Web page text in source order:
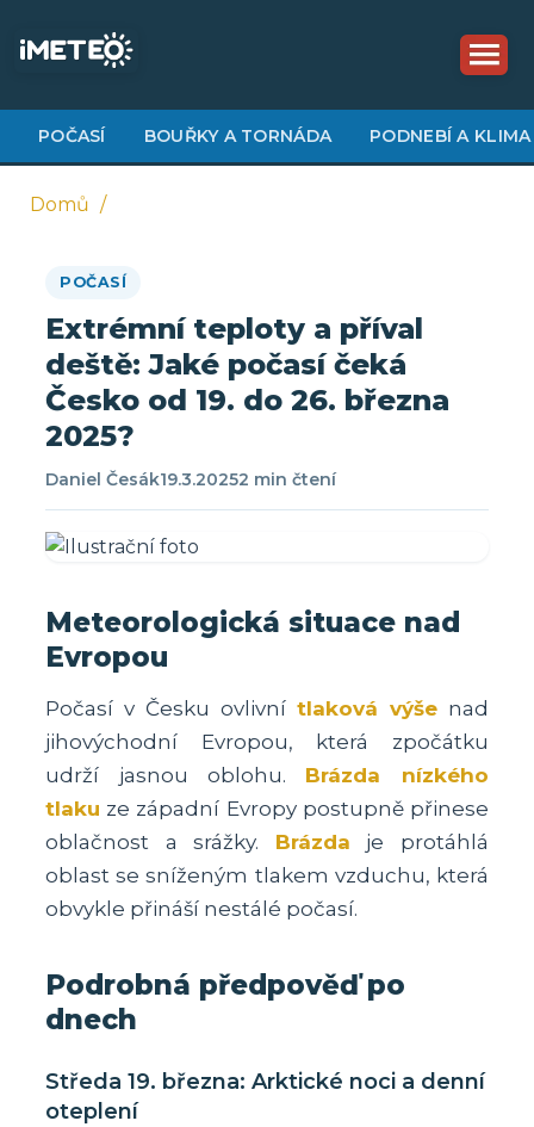
obsahu
POČASÍ BOUŘKY A TORNÁDA PODNEBÍ A KLIMA
navigace
Domů
POČASÍ
Extrémní teploty a příval
deště: Jaké počasí čeká
Česko od 19. do 26. března
2025?
Daniel Česák19.3.20252 min čtení
Meteorologická situace nad
Evropou
Počasí v Česku ovlivní tlaková výšenad
jihovýchodní Evropou, která zpočátku
udrží jasnou oblohu. Brázda nízkého
tlaku ze západní Evropy postupně přinese
oblačnost a srážky. Brázda je protáhlá
oblast se sníženým tlakem vzduchu, která
obvykle přináší nestálé počasí.
Podrobná předpověď po
dnech
Středa 19. března: Arktické noci a denní
oteplení